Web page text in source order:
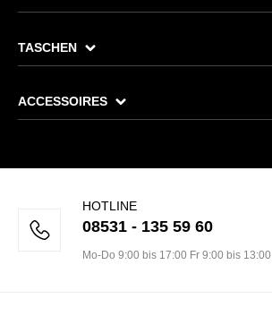
TASCHEN
ACCESSOIRES
HOTLINE
08531 - 135 59 60
Mo-Do 9:00 bis 17:00 Fr 9:00 bis 13:00